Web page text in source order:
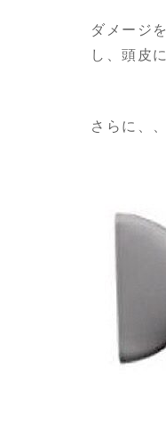
ダメージ
し、頭皮
さらに、